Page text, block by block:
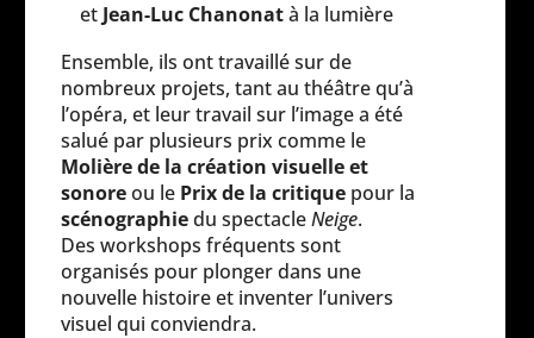
et Jean-Luc Chanonatà la lumière
Ensemble, ils ont travaillé sur de
nombreux projets, tant au théâtre qu’à
l’opéra, et leur travail sur l’image a été
salué par plusieurs prix comme le
Molière de la création visuelle et
sonoreou le Prix de la critique pour la
scénographiedu spectacleNeige.
Des workshops fréquents sont
organisés pour plonger dans une
nouvelle histoire et inventer l’univers
visuel qui conviendra.